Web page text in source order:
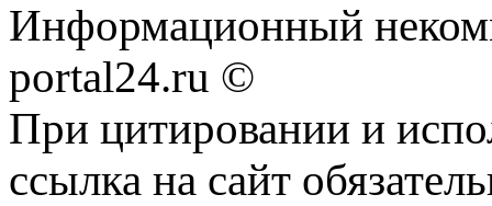
Информационный
portal24.ru ©
При цитировании и
ссылка на сайт